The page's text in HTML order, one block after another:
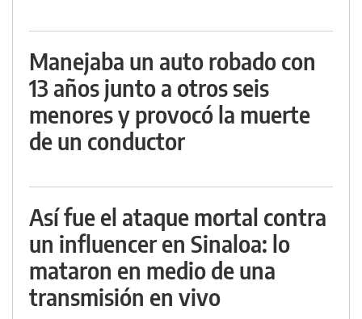
Manejaba un auto robado con
13 años junto a otros seis
menores y provocó la muerte
de un conductor
Así fue el ataque mortal contra
un influencer en Sinaloa: lo
mataron en medio de una
transmisión en vivo